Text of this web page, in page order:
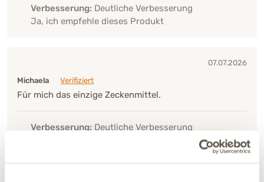
Verbesserung: Deutliche Verbesserung
Ja, ich empfehle dieses Produkt
07.07.2026
Michaela
Verifiziert
Für mich das einzige Zeckenmittel.
Verbesserung:Deutliche Verbesserung